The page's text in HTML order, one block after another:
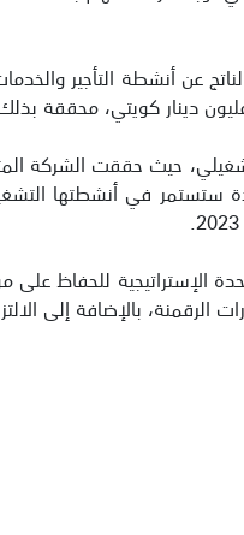
العام 2022 جاء إثر ارتفاع مجمل الربح
حيث حققت الشركة
بنسبة 27%. وأكد أن العقارات
للحفاظ على
بالإضافة إلى